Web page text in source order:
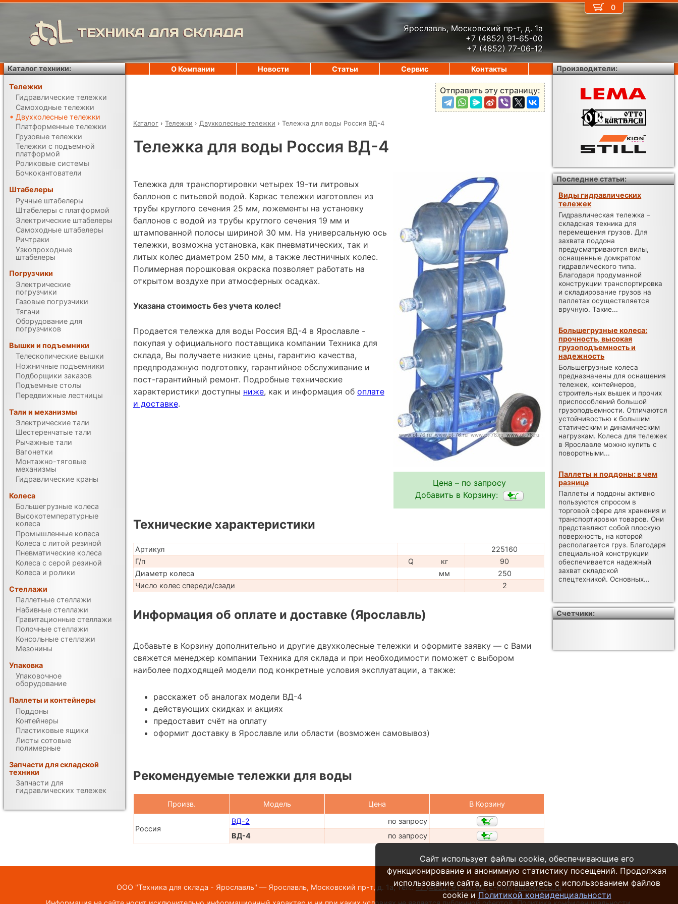
ТЕХНИКА ДЛЯ СКЛАДА
Ярославль, Московский пр-т, д. 1а
+7 (4852) 91-65-00
+7 (4852) 77-06-12
Отправить эту страницу:
Каталог › Тележки › Двухколесные тележки › Тележка для воды Россия ВД-4
Тележка для воды Россия ВД-4
Цена – по запросу
Добавить в Корзину:
Тележка для транспортировки четырех 19-ти литровых
баллонов с питьевой водой. Каркас тележки изготовлен из
трубы круглого сечения 25 мм, ложементы на установку
баллонов с водой из трубы круглого сечения 19 мм и
штампованной полосы шириной 30 мм. На универсальную ось
тележки, возможна установка, как пневматических, так и
литых колес диаметром 250 мм, а также лестничных колес.
Полимерная порошковая окраска позволяет работать на
открытом воздухе при атмосферных осадках.
Указана стоимость без учета колес!
Продается тележка для воды Россия ВД-4 в Ярославле -
покупая у официального поставщика компании Техника для
склада, Вы получаете низкие цены, гарантию качества,
предпродажную подготовку, гарантийное обслуживание и
пост-гарантийный ремонт. Подробные технические
характеристики доступны ниже, как и информация об оплате
и доставке.
Технические характеристики
Артикул
225160
Г/п
Q кг
90
Диаметр колеса
мм
250
Число колес спереди/сзади
2
Информация об оплате и доставке (Ярославль)
Добавьте в Корзину дополнительно и другие двухколесные тележки и оформите заявку — с Вами
свяжется менеджер компании Техника для склада и при необходимости поможет с выбором
наиболее подходящей модели под конкретные условия эксплуатации, а также:
расскажет об аналогах модели ВД-4
действующих скидках и акциях
предоставит счёт на оплату
оформит доставку в Ярославле или области (возможен самовывоз)
Рекомендуемые тележки для воды
Произв. Модель Цена В Корзину
Россия
ВД-2
по запросу
ВД-4
по запросу
0
О Компании Новости Статьи Сервис Контакты
Каталог техники:
Тележки
Гидравлические тележки
Самоходные тележки
Двухколесные тележки
Платформенные тележки
Грузовые тележки
Тележки с подъемной
платформой
Роликовые системы
Бочкокантователи
Штабелеры
Ручные штабелеры
Штабелеры с платформой
Электрические штабелеры
Самоходные штабелеры
Ричтраки
Узкопроходные
штабелеры
Погрузчики
Электрические
погрузчики
Газовые погрузчики
Тягачи
Оборудование для
погрузчиков
Вышки и подъемники
Телескопические вышки
Ножничные подъемники
Подборщики заказов
Подъемные столы
Передвижные лестницы
Тали и механизмы
Электрические тали
Шестеренчатые тали
Рычажные тали
Вагонетки
Монтажно-тяговые
механизмы
Гидравлические краны
Колеса
Большегрузные колеса
Высокотемпературные
колеса
Промышленные колеса
Колеса с литой резиной
Пневматические колеса
Колеса с серой резиной
Колеса и ролики
Стеллажи
Паллетные стеллажи
Набивные стеллажи
Гравитационные стеллажи
Полочные стеллажи
Консольные стеллажи
Мезонины
Упаковка
Упаковочное
оборудование
Паллеты и контейнеры
Поддоны
Контейнеры
Пластиковые ящики
Листы сотовые
полимерные
Запчасти для складской
техники
Запчасти для
гидравлических тележек
Производители:
Последние статьи:
Виды гидравлических
тележек
Гидравлическая тележка –
складская техника для
перемещения грузов. Для
захвата поддона
предусматриваются вилы,
оснащенные домкратом
гидравлического типа.
Благодаря продуманной
конструкции транспортировка
и складирование грузов на
паллетах осуществляется
вручную. Такие...
Большегрузные колеса:
прочность, высокая
грузоподъемность и
надежность
Большегрузные колеса
предназначены для оснащения
тележек, контейнеров,
строительных вышек и прочих
приспособлений большой
грузоподъемности. Отличаются
устойчивостью к большим
статическим и динамическим
нагрузкам. Колеса для тележек
в Ярославле можно купить с
поворотными...
Паллеты и поддоны: в чем
разница
Паллеты и поддоны активно
пользуются спросом в
торговой сфере для хранения и
транспортировки товаров. Они
представляют собой плоскую
поверхность, на которой
располагается груз. Благодаря
специальной конструкции
обеспечивается надежный
захват складской
спецтехникой. Основных...
Счетчики:
ООО "Техника для склада - Ярославль" — Ярославль, Московский пр-т, д. 1а,тел.:+7 (4852) 91-65-00,E-mail:info@pt-76.ru
Сайт использует файлы cookie, обеспечивающие его
функционирование и анонимную статистику посещений. Продолжая
использование сайта, вы соглашаетесь с использованием файлов
cookie и Политикой конфиденциальности